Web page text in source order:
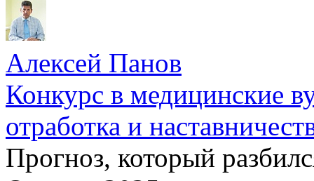
Алексей Панов
Конкурс в медицинские
отработка и
Прогноз, который